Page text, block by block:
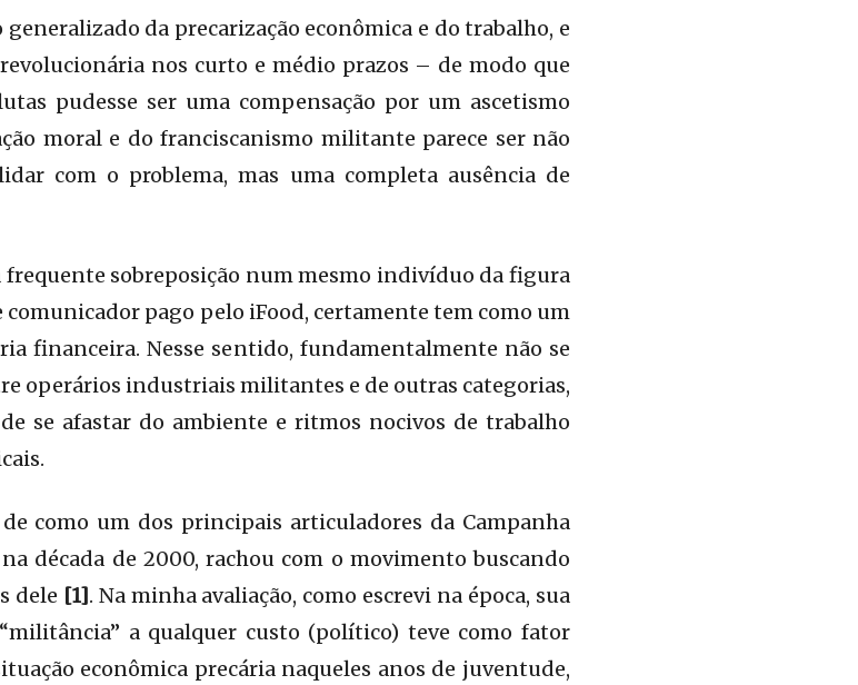
da precarização econômica e do trabalho, e
nos curto e médio prazos – de modo que
pudesse ser uma compensação por um ascetismo
moral e do franciscanismo militante parece ser não
com o problema, mas uma completa ausência de
sobreposição num mesmo indivíduo da figura
pago pelo iFood, certamente tem como um
financeira. Nesse sentido, fundamentalmente não se
operários industriais militantes e de outras categorias,
se afastar do ambiente e ritmos nocivos de trabalho
como um dos principais articuladores da Campanha
década de 2000, rachou com o movimento buscando
dele [1]. Na minha avaliação, como escrevi na época, sua
a qualquer custo (político) teve como fator
econômica precária naqueles anos de juventude,